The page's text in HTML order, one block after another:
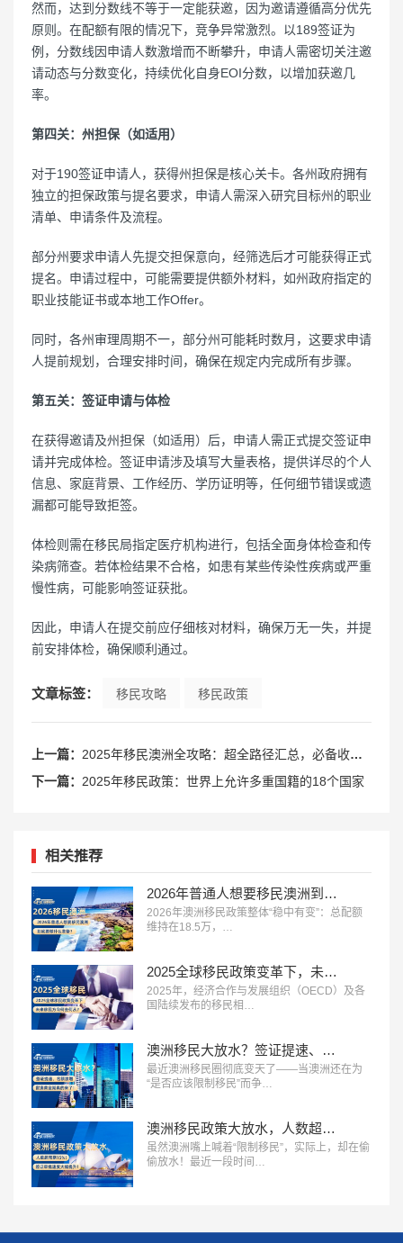
然而，达到分数线不等于一定能获邀，因为邀请遵循高分优先
原则。在配额有限的情况下，竞争异常激烈。以189签证为
例，分数线因申请人数激增而不断攀升，申请人需密切关注邀
请动态与分数变化，持续优化自身EOI分数，以增加获邀几
率。
第四关：州担保（如适用）
对于190签证申请人，获得州担保是核心关卡。各州政府拥有
独立的担保政策与提名要求，申请人需深入研究目标州的职业
清单、申请条件及流程。
部分州要求申请人先提交担保意向，经筛选后才可能获得正式
提名。申请过程中，可能需要提供额外材料，如州政府指定的
职业技能证书或本地工作Offer。
同时，各州审理周期不一，部分州可能耗时数月，这要求申请
人提前规划，合理安排时间，确保在规定内完成所有步骤。
第五关：签证申请与体检
在获得邀请及州担保（如适用）后，申请人需正式提交签证申
请并完成体检。签证申请涉及填写大量表格，提供详尽的个人
信息、家庭背景、工作经历、学历证明等，任何细节错误或遗
漏都可能导致拒签。
体检则需在移民局指定医疗机构进行，包括全面身体检查和传
染病筛查。若体检结果不合格，如患有某些传染性疾病或严重
慢性病，可能影响签证获批。
因此，申请人在提交前应仔细核对材料，确保万无一失，并提
前安排体检，确保顺利通过。
文章标签： 移民攻略 移民政策
上一篇： 2025年移民澳洲全攻略：超全路径汇总，必备收藏指南！
下一篇： 2025年移民政策：世界上允许多重国籍的18个国家
相关推荐
2026年普通人想要移民澳洲到底要做什么准备？
2026年澳洲移民政策整体“稳中有变”：总配额
维持在18.5万，…
2025全球移民政策变革下，未来移民方向何去何从？
2025年，经济合作与发展组织（OECD）及各
国陆续发布的移民相…
澳洲移民大放水？签证提速、名额激增，留澳黄金期真的来了！
最近澳洲移民圈彻底变天了——当澳洲还在为
“是否应该限制移民”而争…
澳洲移民政策大放水，人数超预期15%！签证审批速度大幅提升！
虽然澳洲嘴上喊着“限制移民”，实际上，却在偷
偷放水！最近一段时间…